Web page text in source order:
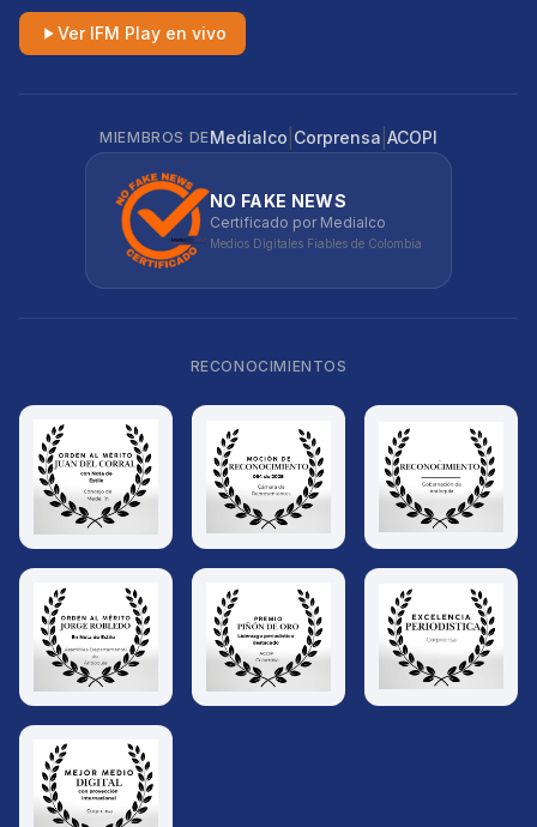
Ver IFM Play en vivo
MIEMBROS DEMedialco Corprensa ACOPI
NO FAKE NEWS
Certificado por Medialco
Medios Digitales Fiables de Colombia
RECONOCIMIENTOS